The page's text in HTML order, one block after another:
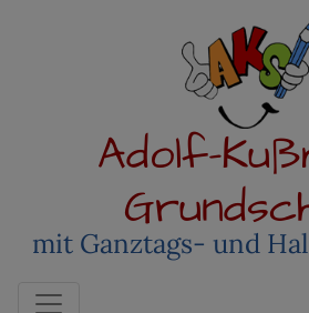
Adolf-
mit Ganztags- und
Toggle navigation